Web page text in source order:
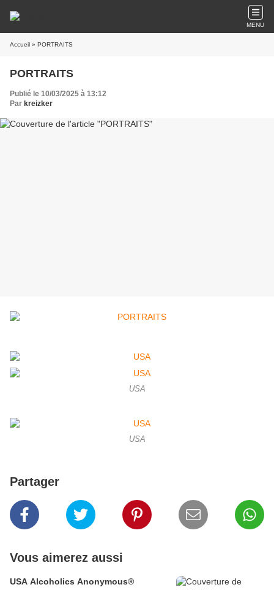
MENU
Accueil » PORTRAITS
PORTRAITS
Publié le 10/03/2025 à 13:12
Par kreizker
USA
USA
Partager
Vous aimerez aussi
USA Alcoholics Anonymous®